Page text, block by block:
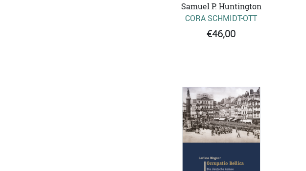
Samuel P. Huntington
CORA SCHMIDT-OTT
€46,00